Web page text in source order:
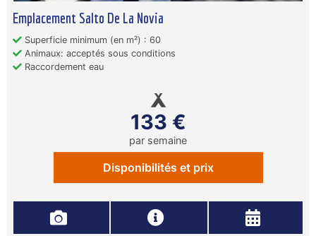
Emplacement Salto De La Novia
Superficie minimum (en m²) : 60
Animaux: acceptés sous conditions
Raccordement eau
133 €
par semaine
Disponibilités et prix